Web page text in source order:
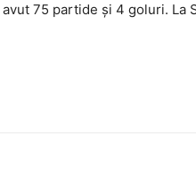
75 partide și 4 goluri.